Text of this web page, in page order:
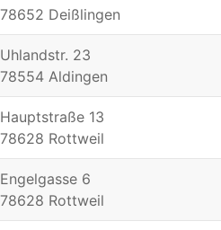
78652 Deißlingen
Uhlandstr. 23
78554 Aldingen
Hauptstraße 13
78628 Rottweil
Engelgasse 6
78628 Rottweil